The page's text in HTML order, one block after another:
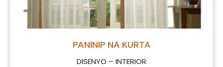
PANINIP NA KURTA
DISENYO – INTERIOR